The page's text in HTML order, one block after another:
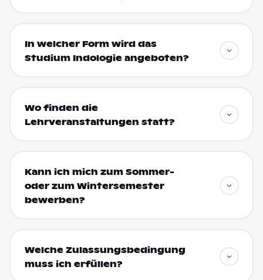
In welcher Form wird das
Studium Indologie angeboten?
Wo finden die
Lehrveranstaltungen statt?
Kann ich mich zum Sommer-
oder zum Wintersemester
bewerben?
Welche Zulassungsbedingung
muss ich erfüllen?